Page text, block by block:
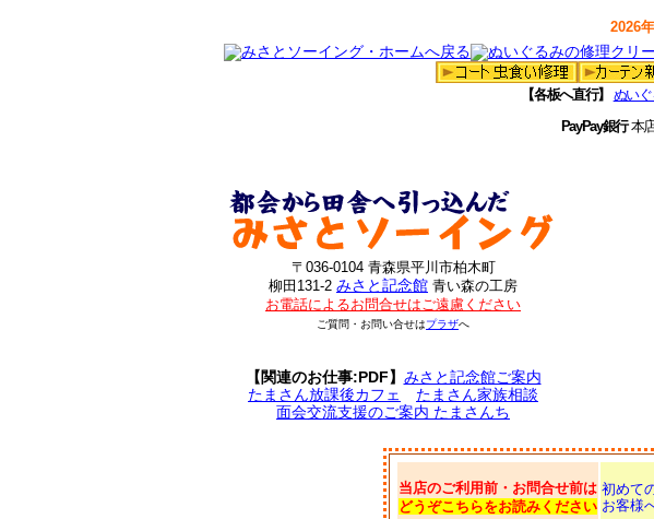
2026
【各板へ直行】 ぬい
PayPay銀行本
〒036-0104 青森県平川市柏木町
柳田131-2 みさと記念館 青い森の工房
お電話によるお問合せはご遠慮ください
ご質問・お問い合せはプラザへ
【関連のお仕事:PDF】 みさと記念館ご案内
たまさん放課後カフェ
たまさん家族相談
面会交流支援のご案内 たまさんち
当店のご利用前・お問合せ前は
どうぞこちらをお読みください
初めて
お客様